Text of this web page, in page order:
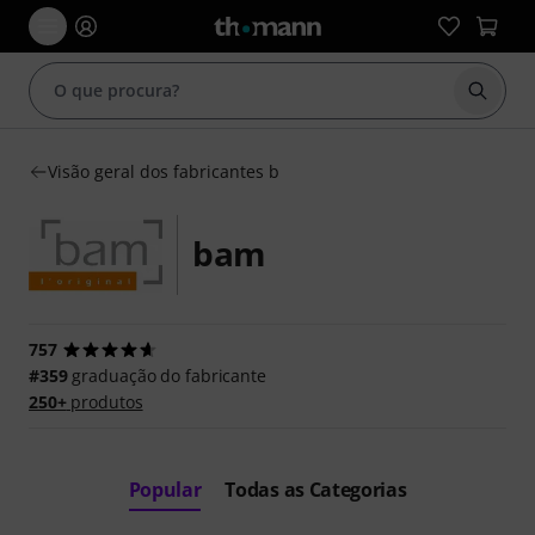
Iniciar
Visão geral dos fabricantes b
bam
757
#359graduação do fabricante
250+produtos
Popular Todas as Categorias